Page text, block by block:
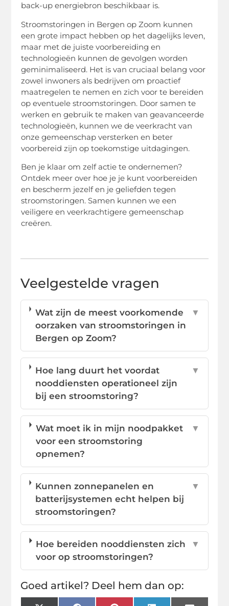
back-up energiebron beschikbaar is.
Stroomstoringen in Bergen op Zoom kunnen
een grote impact hebben op het dagelijks leven,
maar met de juiste voorbereiding en
technologieën kunnen de gevolgen worden
geminimaliseerd. Het is van cruciaal belang voor
zowel inwoners als bedrijven om proactief
maatregelen te nemen en zich voor te bereiden
op eventuele stroomstoringen. Door samen te
werken en gebruik te maken van geavanceerde
technologieën, kunnen we de veerkracht van
onze gemeenschap versterken en beter
voorbereid zijn op toekomstige uitdagingen.
Ben je klaar om zelf actie te ondernemen?
Ontdek meer over hoe je je kunt voorbereiden
en bescherm jezelf en je geliefden tegen
stroomstoringen. Samen kunnen we een
veiligere en veerkrachtigere gemeenschap
creëren.
Veelgestelde vragen
Wat zijn de meest voorkomende
oorzaken van stroomstoringen in
Bergen op Zoom?
▼
Hoe lang duurt het voordat
nooddiensten operationeel zijn
bij een stroomstoring?
▼
Wat moet ik in mijn noodpakket
voor een stroomstoring
opnemen?
▼
Kunnen zonnepanelen en
batterijsystemen echt helpen bij
stroomstoringen?
▼
Hoe bereiden nooddiensten zich
voor op stroomstoringen?
▼
Goed artikel? Deel hem dan op: